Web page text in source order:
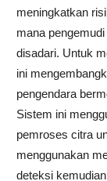
meningkatkan
mana
disadari. Untuk
ini
pengendara
Sistem ini
pemroses citra
menggunakan
deteksi